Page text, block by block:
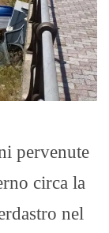
pervenute
circa la
nel